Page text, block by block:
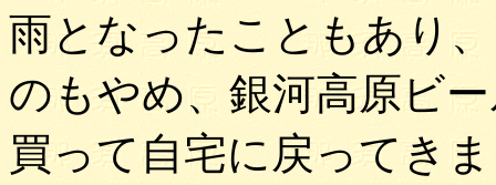
雨となったこともあり
のもやめ、銀河高原ビ
買って自宅に戻ってき